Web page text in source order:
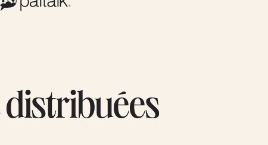
distribuées